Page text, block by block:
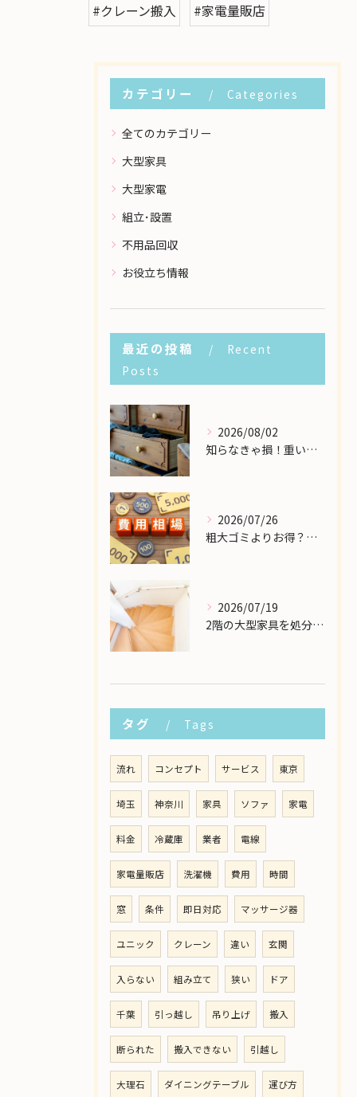
#クレーン搬入 #家電量販店
カテゴリー Categories
全てのカテゴリー
大型家具
大型家電
組立･設置
不用品回収
お役立ち情報
最近の投稿
Recent
Posts
2026/08/02
知らなきゃ損！重い大型家具の配送費用を格安に抑える裏ワザ
2026/07/26
粗大ゴミよりお得？大型家具の処分業者にかかる費用相場を解説
2026/07/19
2階の大型家具を処分したい！狭い階段から安全に下ろす方法
タグ Tags
流れ コンセプト サービス 東京
埼玉 神奈川 家具 ソファ 家電
料金 冷蔵庫 業者 電線
家電量販店 洗濯機 費用 時間
窓 条件 即日対応 マッサージ器
ユニック クレーン 違い 玄関
入らない 組み立て 狭い ドア
千葉 引っ越し 吊り上げ 搬入
断られた 搬入できない 引越し
大理石 ダイニングテーブル 運び方